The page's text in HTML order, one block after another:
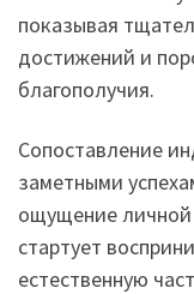
показывая
достижений и
благополучия.
Сопоставление
заметными
ощущение личной
стартует
естественную